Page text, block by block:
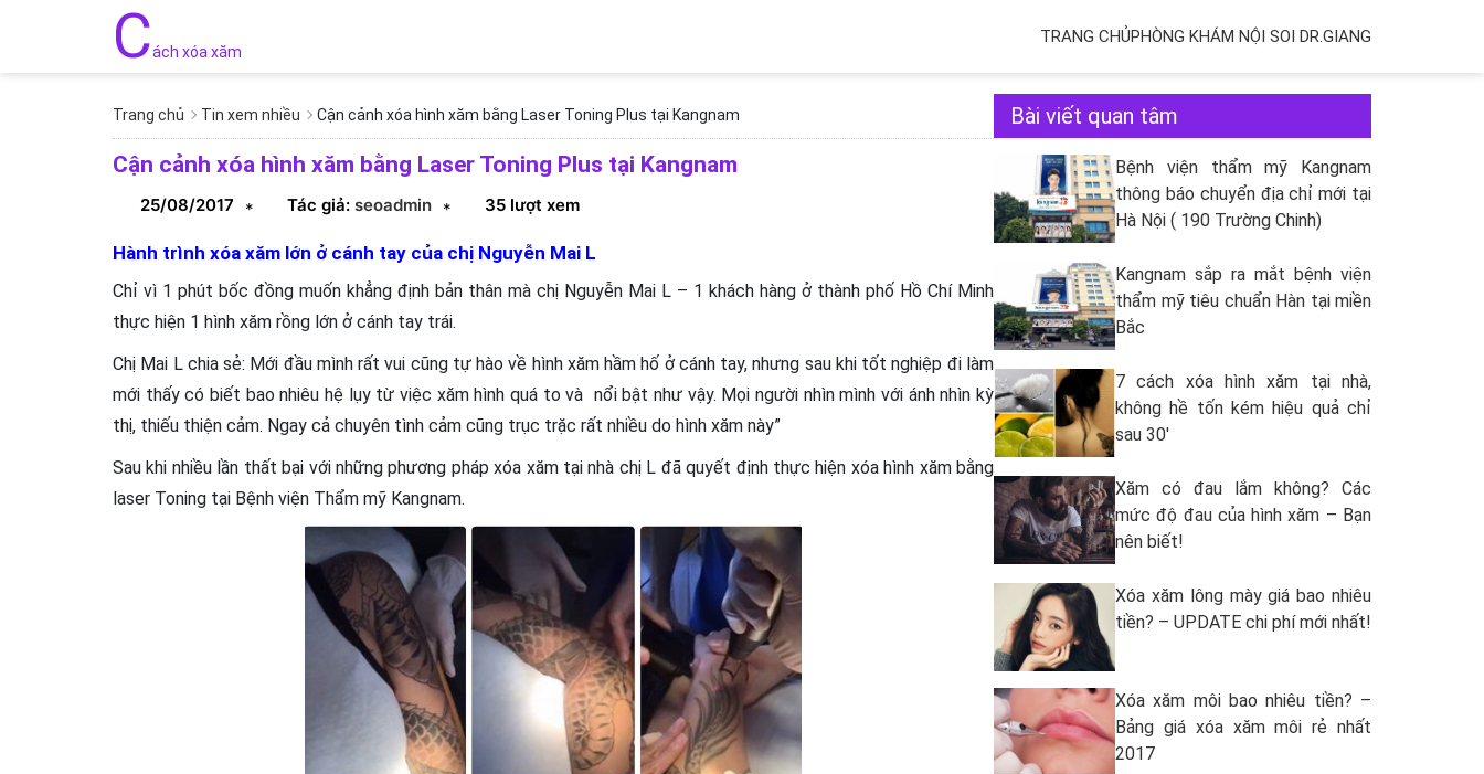
Cách xóa xăm
TRANG CHỦPHÒNG KHÁM NỘI SOI DR.GIANG
Trang chủ Tin xem nhiều Cận cảnh xóa hình xăm bằng Laser Toning Plus tại Kangnam
Cận cảnh xóa hình xăm bằng Laser Toning Plus tại Kangnam
25/08/2017 * Tác giả: seoadmin * 35 lượt xem
Hành trình xóa xăm lớn ở cánh tay của chị Nguyễn Mai L
Chỉ vì 1 phút bốc đồng muốn khẳng định bản thân mà chị Nguyễn Mai L – 1 khách hàng ở thành phố Hồ Chí Minh
thực hiện 1 hình xăm rồng lớn ở cánh tay trái.
Chị Mai L chia sẻ: Mới đầu mình rất vui cũng tự hào về hình xăm hầm hố ở cánh tay, nhưng sau khi tốt nghiệp đi làm
mới thấy có biết bao nhiêu hệ lụy từ việc xăm hình quá to và nổi bật như vậy. Mọi người nhìn mình với ánh nhìn kỳ
thị, thiếu thiện cảm. Ngay cả chuyên tình cảm cũng trục trặc rất nhiều do hình xăm này”
Sau khi nhiều lần thất bại với những phương pháp xóa xăm tại nhà chị L đã quyết định thực hiện xóa hình xăm bằng
laser Toning tại Bệnh viện Thẩm mỹ Kangnam.
Bài viết quan tâm
Bệnh viện thẩm mỹ Kangnam
thông báo chuyển địa chỉ mới tại
Hà Nội ( 190 Trường Chinh)
Kangnam sắp ra mắt bệnh viện
thẩm mỹ tiêu chuẩn Hàn tại miền
Bắc
7 cách xóa hình xăm tại nhà,
không hề tốn kém hiệu quả chỉ
sau 30′
Xăm có đau lắm không? Các
mức độ đau của hình xăm – Bạn
nên biết!
Xóa xăm lông mày giá bao nhiêu
tiền? – UPDATE chi phí mới nhất!
Xóa xăm môi bao nhiêu tiền? –
Bảng giá xóa xăm môi rẻ nhất
2017